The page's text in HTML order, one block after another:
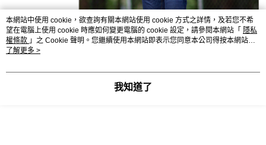
本網站中使用 cookie，欲查詢有關本網站使用 cookie 方式之詳情，及若您不希
望在電腦上使用 cookie 時應如何變更電腦的 cookie 設定，請參閱本網站「 隱私
權條款 」之 Cookie 聲明。您繼續使用本網站即表示您同意本公司得按本網站使
用條款之 Cookie 聲明使用 cookie。
了解更多 >
我知道了